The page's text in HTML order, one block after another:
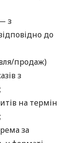
з
до
продаж)
з
на термін
за